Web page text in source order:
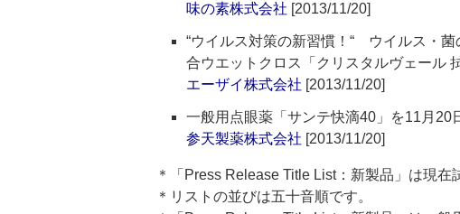
味の素株式会社 [2013/11/20]
“ウイルス対策の新習慣！“ ウイルス・
合ウエットクロス「クリスタルヴェール
エーザイ株式会社 [2013/11/20]
一般用点眼薬「サンテ快滴40」を11月20
参天製薬株式会社 [2013/11/20]
＊「Press Release Title List：新製品」は現在
＊リストの並びは五十音順です。